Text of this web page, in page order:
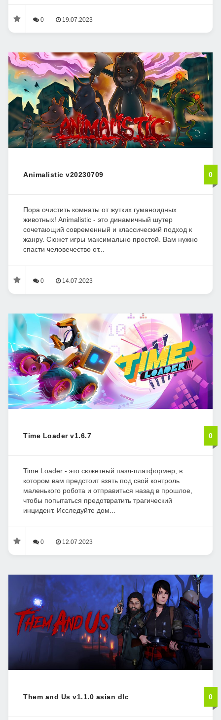
0 19.07.2023
Animalistic v20230709 0
Пора очистить комнаты от жутких гуманоидных
животных! Animalistic - это динамичный шутер
сочетающий современный и классический подход к
жанру. Сюжет игры максимально простой. Вам нужно
спасти человечество от...
0 14.07.2023
Time Loader v1.6.7 0
Time Loader - это сюжетный пазл-платформер, в
котором вам предстоит взять под свой контроль
маленького робота и отправиться назад в прошлое,
чтобы попытаться предотвратить трагический
инцидент. Исследуйте дом...
0 12.07.2023
Them and Us v1.1.0 asian dlc 0